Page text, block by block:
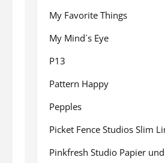
My Favorite Things
My Mind´s Eye
P13
Pattern Happy
Pepples
Picket Fence Studios Slim
Pinkfresh Studio Papier